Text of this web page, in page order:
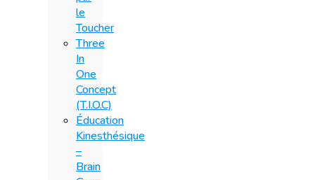
le
Toucher
Three
In
One
Concept
(T.I.O.C)
Éducation
Kinesthésique
–
Brain